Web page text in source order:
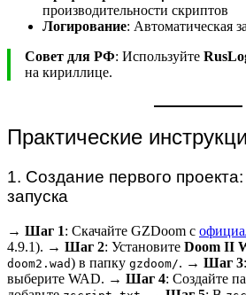
производительности скриптов
Логирование: Автоматическая
Совет для РФ: Используйте
на кириллице.
Практические
1. Создание первого
запуска
→ Шаг 1: Скачайте GZDoom с
4.9.1). → Шаг 2: Установите Doom II
doom2.wad) в папку gzdoom/. → Шаг 3
выберите WAD. → Шаг 4: Создайте